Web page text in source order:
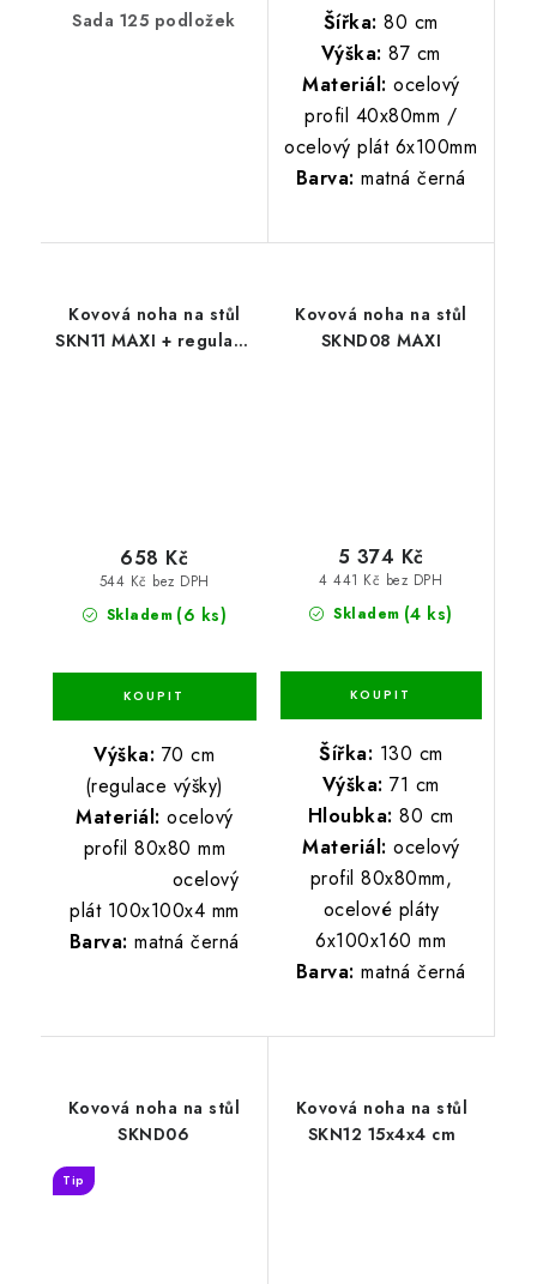
Sada 125 podložek Šířka: 80 cm
Výška: 87 cm
Materiál: ocelový
profil 40x80mm /
ocelový plát 6x100mm
Barva: matná černá
Kovová noha na stůl
SKN11 MAXI + regulace
Skladem (6 ks)
544 Kč bez DPH
658 Kč
Výška: 70 cm
(regulace výšky)
Materiál: ocelový
profil 80x80 mm
ocelový
plát 100x100x4 mm
Barva: matná černá
Kovová noha na stůl
SKND08 MAXI
Skladem (4 ks)
4 441 Kč bez DPH
5 374 Kč
Šířka: 130 cm
Výška: 71 cm
Hloubka: 80 cm
Materiál: ocelový
profil 80x80mm,
ocelové pláty
6x100x160 mm
Barva: matná černá
Kovová noha na stůl
SKND06
Tip
Kovová noha na stůl
SKN12 15x4x4 cm